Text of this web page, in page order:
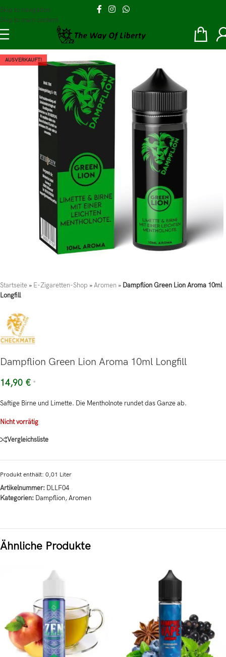
Skip to navigation
Skip to main content
AUSVERKAUFT!
Startseite » E-Zigaretten-Shop »Aromen » Dampflion Green Lion Aroma 10ml
Longfill
Dampflion Green Lion Aroma 10ml Longfill
14,90 € *
Saftige Birne und Limette. Die Mentholnote rundet das Ganze ab.
Nicht vorrätig
Vergleichsliste
Produkt enthält: 0,01 Liter
Artikelnummer: DLLF04
Kategorien: Dampflion,Aromen
Ähnliche Produkte